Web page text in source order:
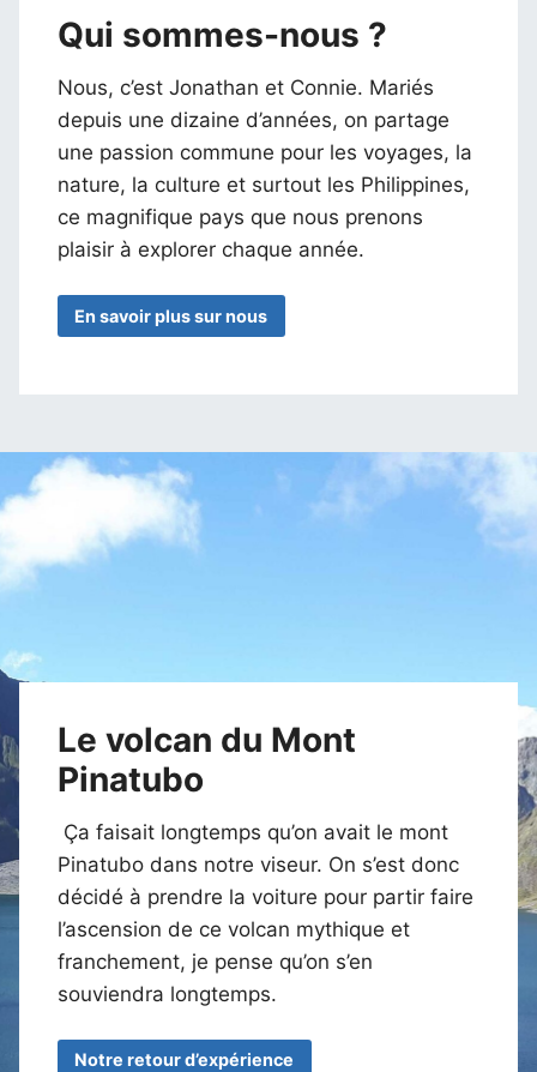
Qui sommes-nous ?
Nous, c’est Jonathan et Connie. Mariés
depuis une dizaine d’années, on partage
une passion commune pour les voyages, la
nature, la culture et surtout les Philippines,
ce magnifique pays que nous prenons
plaisir à explorer chaque année.
En savoir plus sur nous
Le volcan du Mont
Pinatubo
Ça faisait longtemps qu’on avait le mont
Pinatubo dans notre viseur. On s’est donc
décidé à prendre la voiture pour partir faire
l’ascension de ce volcan mythique et
franchement, je pense qu’on s’en
souviendra longtemps.
Notre retour d’expérience